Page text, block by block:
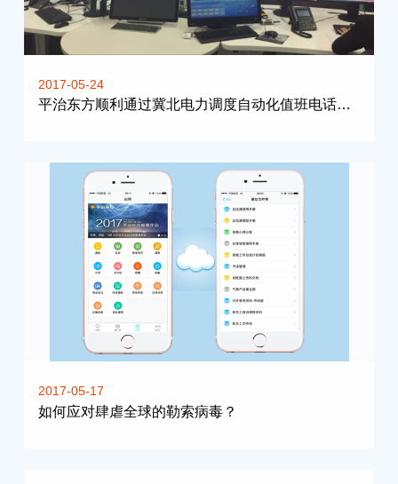
2017-05-24
平治东方顺利通过冀北电力调度自动化值班电话系统项目验收
2017-05-17
如何应对肆虐全球的勒索病毒？